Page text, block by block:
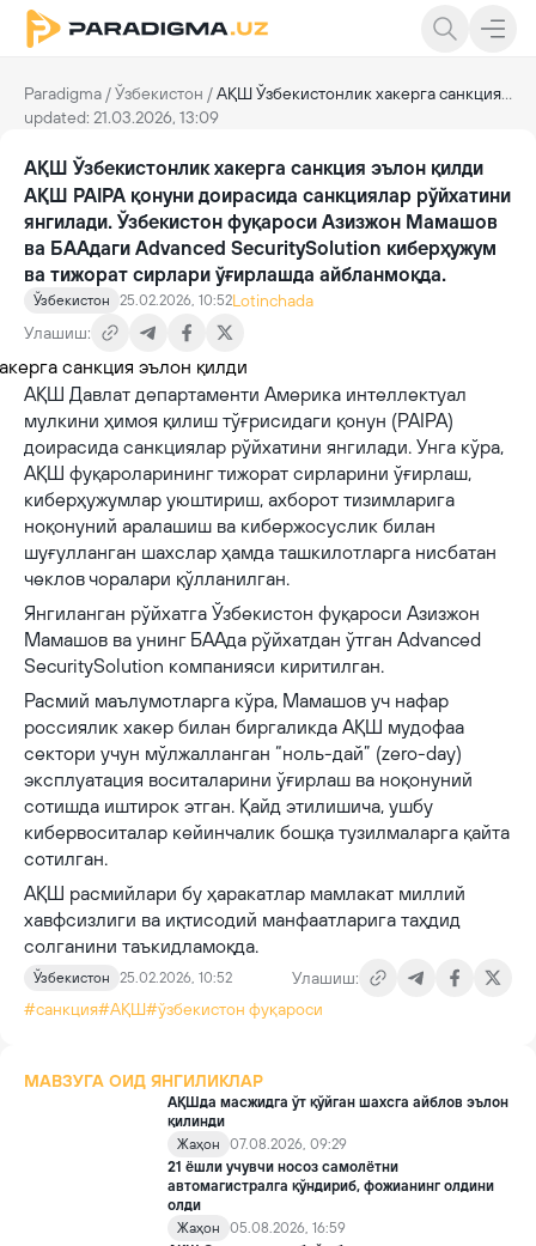
Paradigma /Ўзбекистон /АҚШ Ўзбекистонлик хакерга санкция эълон қилди
updated: 21.03.2026, 13:09
АҚШ Ўзбекистонлик хакерга санкция эълон қилди
АҚШ PAIPA қонуни доирасида санкциялар рўйхатини
янгилади. Ўзбекистон фуқароси Азизжон Мамашов
ва БААдаги Advanced SecuritySolution киберҳужум
ва тижорат сирлари ўғирлашда айбланмоқда.
Ўзбекистон 25.02.2026, 10:52Lotinchada
Улашиш:
АҚШ Давлат департаменти Америка интеллектуал
мулкини ҳимоя қилиш тўғрисидаги қонун (PAIPA)
доирасида санкциялар рўйхатини янгилади. Унга кўра,
АҚШ фуқароларининг тижорат сирларини ўғирлаш,
киберҳужумлар уюштириш, ахборот тизимларига
ноқонуний аралашиш ва кибержосуслик билан
шуғулланган шахслар ҳамда ташкилотларга нисбатан
чеклов чоралари қўлланилган.
Янгиланган рўйхатга Ўзбекистон фуқароси Азизжон
Мамашов ва унинг БААда рўйхатдан ўтган Advanced
SecuritySolution компанияси киритилган.
Расмий маълумотларга кўра, Мамашов уч нафар
россиялик хакер билан биргаликда АҚШ мудофаа
сектори учун мўлжалланган “ноль-дай” (zero-day)
эксплуатация воситаларини ўғирлаш ва ноқонуний
сотишда иштирок этган. Қайд этилишича, ушбу
кибервоситалар кейинчалик бошқа тузилмаларга қайта
сотилган.
АҚШ расмийлари бу ҳаракатлар мамлакат миллий
хавфсизлиги ва иқтисодий манфаатларига таҳдид
солганини таъкидламоқда.
Ўзбекистон 25.02.2026, 10:52
Улашиш:
#санкция#АҚШ#ўзбекистон фуқароси
МАВЗУГА ОИД ЯНГИЛИКЛАР
АҚШда масжидга ўт қўйган шахсга айблов эълон
қилинди
Жаҳон
07.08.2026, 09:29
21 ёшли учувчи носоз самолётни
автомагистралга қўндириб, фожианинг олдини
олди
Жаҳон
05.08.2026, 16:59